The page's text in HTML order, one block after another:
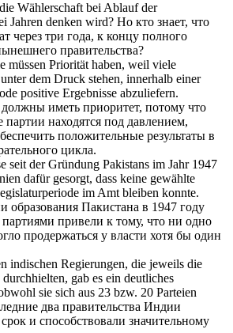
Wählerschaft bei Ablauf der
Jahren denken wird? Но кто знает, что
через три года, к концу полного
правительства?
müssen Priorität haben, weil viele
dem Druck stehen, innerhalb einer
positive Ergebnisse abzuliefern.
иметь приоритет, потому что
партии находятся под давлением,
положительные результаты в
цикла.
seit der Gründung Pakistans im Jahr 1947
dafür gesorgt, dass keine gewählte
im Amt bleiben konnte.
образования Пакистана в 1947 году
привели к тому, что ни одно
продержаться у власти хотя бы один
indischen Regierungen, die jeweils die
durchhielten, gab es ein deutliches
sie sich aus 23 bzw. 20 Parteien
два правительства Индии
и способствовали значительному